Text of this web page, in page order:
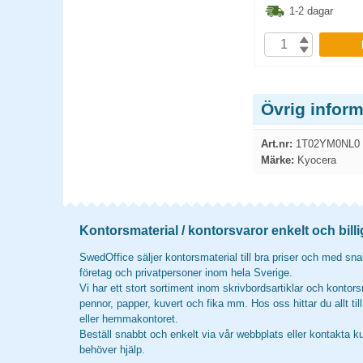
1-2 dagar
Övrig
Art.nr: 1T02YM0NL0
Märke: Kyocera
Kontorsmaterial / kontorsvaror enkelt och
SwedOffice säljer kontorsmaterial till bra priser och med
företag och privatpersoner inom hela Sverige.
Vi har ett stort sortiment inom skrivbordsartiklar och
pennor, papper, kuvert och fika mm. Hos oss hittar du allt
eller hemmakontoret.
Beställ snabbt och enkelt via vår webbplats eller kontakta
behöver hjälp.